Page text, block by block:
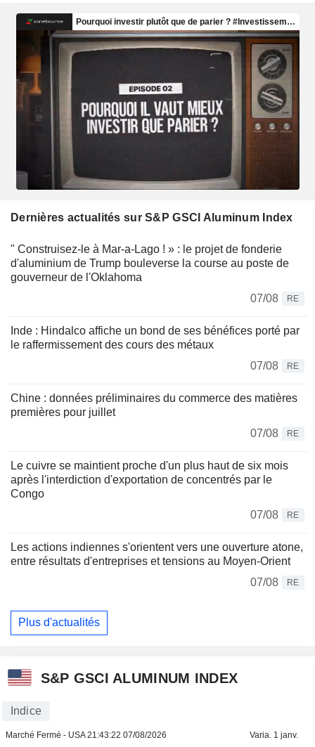
Dernières actualités sur S&P GSCI Aluminum Index
" Construisez-le à Mar-a-Lago ! » : le projet de fonderie
d'aluminium de Trump bouleverse la course au poste de
gouverneur de l'Oklahoma
07/08
RE
Inde : Hindalco affiche un bond de ses bénéfices porté par
le raffermissement des cours des métaux
07/08
RE
Chine : données préliminaires du commerce des matières
premières pour juillet
07/08
RE
Le cuivre se maintient proche d'un plus haut de six mois
après l'interdiction d'exportation de concentrés par le
Congo
07/08
RE
Les actions indiennes s'orientent vers une ouverture atone,
entre résultats d'entreprises et tensions au Moyen-Orient
07/08
RE
Plus d'actualités
S&P GSCI ALUMINUM INDEX
Indice
Marché Fermé - USA21:43:22 07/08/2026 Varia. 1 janv.